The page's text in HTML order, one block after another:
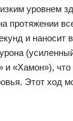
уровнем
протяжении
и наносит
и «Хамон»),
Этот ход